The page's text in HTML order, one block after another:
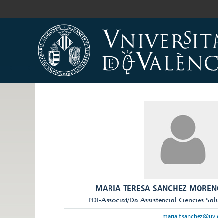
MARIA TERESA SANCHEZ
PDI-Associat/Da Assistencial Ciencies